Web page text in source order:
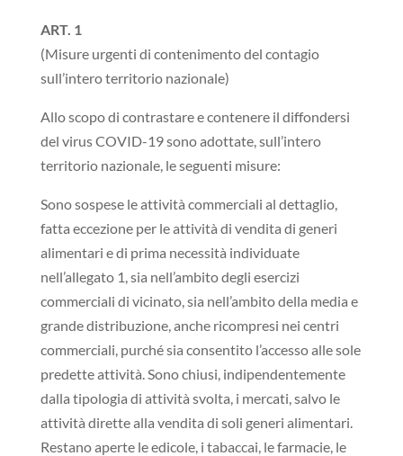
ART. 1
(Misure urgenti di contenimento del contagio
sull’intero territorio nazionale)
Allo scopo di contrastare e contenere il diffondersi
del virus COVID-19 sono adottate, sull’intero
territorio nazionale, le seguenti misure:
Sono sospese le attività commerciali al dettaglio,
fatta eccezione per le attività di vendita di generi
alimentari e di prima necessità individuate
nell’allegato 1, sia nell’ambito degli esercizi
commerciali di vicinato, sia nell’ambito della media e
grande distribuzione, anche ricompresi nei centri
commerciali, purché sia consentito l’accesso alle sole
predette attività. Sono chiusi, indipendentemente
dalla tipologia di attività svolta, i mercati, salvo le
attività dirette alla vendita di soli generi alimentari.
Restano aperte le edicole, i tabaccai, le farmacie, le